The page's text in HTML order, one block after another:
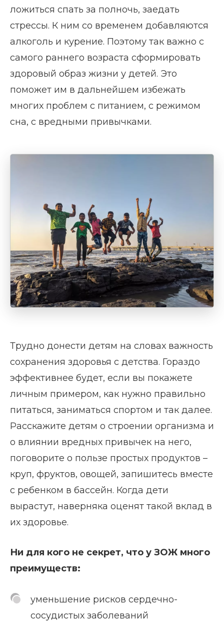
ложиться спать за полночь, заедать
стрессы. К ним со временем добавляются
алкоголь и курение. Поэтому так важно с
самого раннего возраста сформировать
здоровый образ жизни у детей. Это
поможет им в дальнейшем избежать
многих проблем с питанием, с режимом
сна, с вредными привычками.
Трудно донести детям на словах важность
сохранения здоровья с детства. Гораздо
эффективнее будет, если вы покажете
личным примером, как нужно правильно
питаться, заниматься спортом и так далее.
Расскажите детям о строении организма и
о влиянии вредных привычек на него,
поговорите о пользе простых продуктов –
круп, фруктов, овощей, запишитесь вместе
с ребенком в бассейн. Когда дети
вырастут, наверняка оценят такой вклад в
их здоровье.
Ни для кого не секрет, что у ЗОЖ много
преимуществ:
уменьшение рисков сердечно-
сосудистых заболеваний